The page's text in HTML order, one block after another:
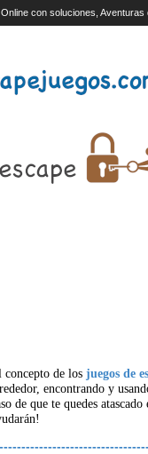
con soluciones,
concepto de losjuegos de
encontrando y
de que te quedes